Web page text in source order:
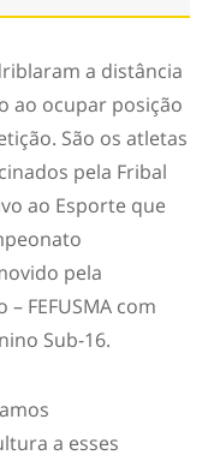
a distância
ao ocupar posição
São os atletas
pela Fribal
ao Esporte que
pela
FEFUSMA com
Sub-16.
a esses